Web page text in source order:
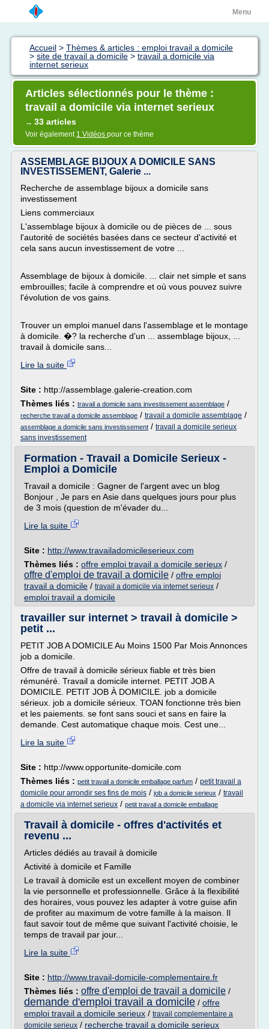
Menu
Accueil > Thèmes & articles : emploi travail a domicile
> site de travail a domicile > travail a domicile via
internet serieux
Articles sélectionnés pour le thème :
travail a domicile via internet serieux
→ 33 articles
Voir également 1 Vidéos pour ce thème
ASSEMBLAGE BIJOUX A DOMICILE SANS
INVESTISSEMENT, Galerie ...
Recherche de assemblage bijoux a domicile sans
investissement
Liens commerciaux
L'assemblage bijoux à domicile ou de pièces de ... sous
l'autorité de sociétés basées dans ce secteur d'activité et
cela sans aucun investissement de votre ...
Assemblage de bijoux à domicile. ... clair net simple et sans
embrouilles; facile à comprendre et où vous pouvez suivre
l'évolution de vos gains.
Trouver un emploi manuel dans l'assemblage et le montage
à domicile. �? la recherche d'un ... assemblage bijoux, ...
travail à domicile sans...
Lire la suite
Site : http://assemblage.galerie-creation.com
Thèmes liés : travail a domicile sans investissement assemblage /
recherche travail a domicile assemblage / travail a domicile assemblage /
assemblage a domicile sans investissement / travail a domicile serieux
sans investissement
Formation - Travail a Domicile Serieux -
Emploi a Domicile
Travail a domicile : Gagner de l'argent avec un blog
Bonjour , Je pars en Asie dans quelques jours pour plus
de 3 mois (question de m'évader du...
Lire la suite
Site : http://www.travailadomicileserieux.com
Thèmes liés : offre emploi travail a domicile serieux /
offre d'emploi de travail a domicile / offre emploi
travail a domicile / travail a domicile via internet serieux /
emploi travail a domicile
travailler sur internet > travail à domicile >
petit ...
PETIT JOB A DOMICILE Au Moins 1500 Par Mois Annonces
job a domicile.
Offre de travail à domicile sérieux fiable et très bien
rémunéré. Travail a domicile internet. PETIT JOB A
DOMICILE. PETIT JOB À DOMICILE. job a domicile
sérieux. job a domicile sérieux. TOAN fonctionne très bien
et les paiements. se font sans souci et sans en faire la
demande. Cest automatique chaque mois. Cest une...
Lire la suite
Site : http://www.opportunite-domicile.com
Thèmes liés : petit travail a domicile emballage parfum / petit travail a
domicile pour arrondir ses fins de mois / job a domicile serieux / travail
a domicile via internet serieux / petit travail a domicile emballage
Travail à domicile - offres d'activités et
revenu ...
Articles dédiés au travail à domicile
Activité à domicile et Famille
Le travail à domicile est un excellent moyen de combiner
la vie personnelle et professionnelle. Grâce à la flexibilité
des horaires, vous pouvez les adapter à votre guise afin
de profiter au maximum de votre famille à la maison. Il
faut savoir tout de même que suivant l'activité choisie, le
temps de travail par jour...
Lire la suite
Site : http://www.travail-domicile-complementaire.fr
Thèmes liés : offre d'emploi de travail a domicile /
demande d'emploi travail a domicile / offre
emploi travail a domicile serieux / travail complementaire a
domicile serieux / recherche travail a domicile serieux